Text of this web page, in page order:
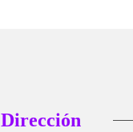
Dirección